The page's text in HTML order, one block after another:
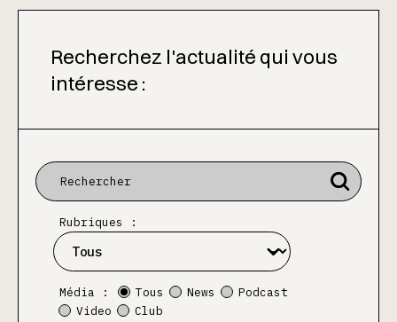
Recherchez l'actualité qui vous
intéresse :
Rubriques :
Média : Tous News
Podcast
Video
Club